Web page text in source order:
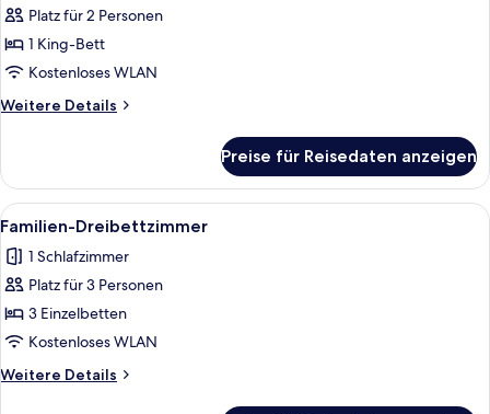
City-
Zimmer
anzeigen
Platz für 2 Personen
1 King-Bett
Kostenloses WLAN
Weitere Details
Weitere
Zimmer
Preise für Reisedaten anzeigen
Alle
Fotos
für
Familien-
Dreibettzimmer
anzeigen
Ein Hotelzimmer mit zwei Betten,
3
Familien-Dreibettzimmer
1 Schlafzimmer
Platz für 3 Personen
3 Einzelbetten
Kostenloses WLAN
Weitere Details
Weitere